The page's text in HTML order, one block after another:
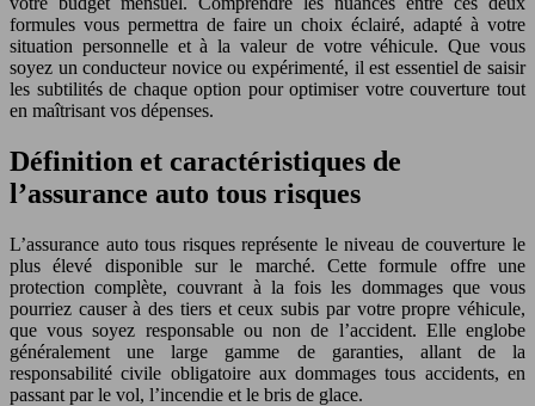
formules vous permettra de faire un choix éclairé, adapté à votre
situation personnelle et à la valeur de votre véhicule. Que vous
soyez un conducteur novice ou expérimenté, il est essentiel de saisir
les subtilités de chaque option pour optimiser votre couverture tout
en maîtrisant vos dépenses.
Définition et caractéristiques de
l’assurance auto tous risques
L’assurance auto tous risques représente le niveau de couverture le
plus élevé disponible sur le marché. Cette formule offre une
protection complète, couvrant à la fois les dommages que vous
pourriez causer à des tiers et ceux subis par votre propre véhicule,
que vous soyez responsable ou non de l’accident. Elle englobe
généralement une large gamme de garanties, allant de la
responsabilité civile obligatoire aux dommages tous accidents, en
passant par le vol, l’incendie et le bris de glace.